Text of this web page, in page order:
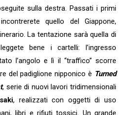
sulla destra. Passati i primi
quello del Giappone,
La tentazione sarà quella di
bene i cartelli: l’ingresso
l’angolo e lì il “traffico” scorre
del padiglione nipponico è Turned
, serie di nuovi lavori tridimensionali
, realizzati con oggetti di uso
libri e rifiuti tossici. Un grande